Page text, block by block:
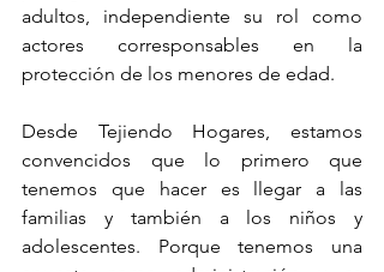
adultos, independiente su rol como
actores corresponsables en la
protección de los menores de edad.
Desde Tejiendo Hogares, estamos
convencidos que lo primero que
tenemos que hacer es llegar a las
familias y también a los niños y
adolescentes. Porque tenemos una